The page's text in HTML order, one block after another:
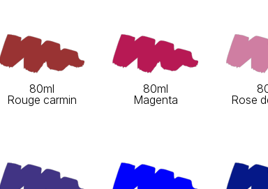
80ml
Rouge carmin
80ml
Magenta
Rose